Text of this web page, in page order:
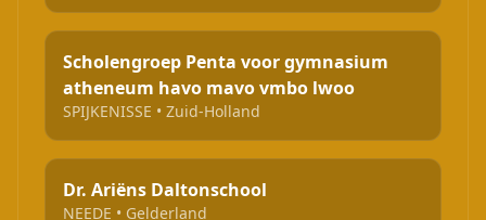
Scholengroep Penta voor gymnasium
atheneum havo mavo vmbo lwoo
SPIJKENISSE • Zuid-Holland
Dr. Ariëns Daltonschool
NEEDE • Gelderland